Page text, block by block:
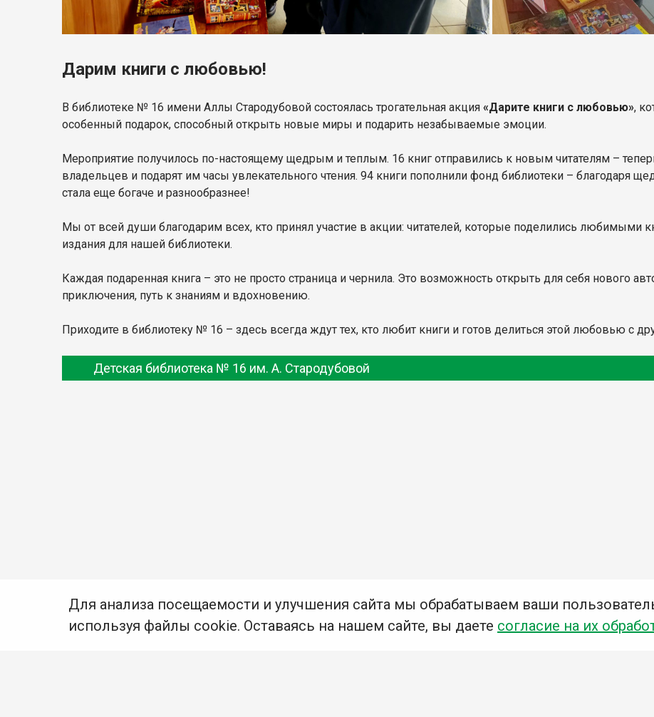
Дарим книги с любовью!
В библиотеке № 16 имени Аллы Стародубовой состоялась трогательная акция «Дарите книги с любовью»,
особенный подарок, способный открыть новые миры и подарить незабываемые эмоции.
Мероприятие получилось по-настоящему щедрым и теплым. 16 книг отправились к новым читателям –
владельцев и подарят им часы увлекательного чтения. 94 книги пополнили фонд библиотеки – благодаря
стала еще богаче и разнообразнее!
Мы от всей души благодарим всех, кто принял участие в акции: читателей, которые поделились любимыми
издания для нашей библиотеки.
Каждая подаренная книга – это не просто страница и чернила. Это возможность открыть для себя нового
приключения, путь к знаниям и вдохновению.
Приходите в библиотеку № 16 – здесь всегда ждут тех, кто любит книги и готов делиться этой любовью с
Детская библиотека № 16 им. А. Стародубовой
Для анализа посещаемости и улучшения сайта мы обрабатываем ваши
используя файлы cookie. Оставаясь на нашем сайте, вы даете согласие на их